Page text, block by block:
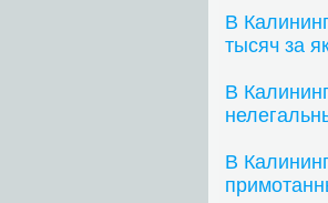
В
тысяч за
В
В